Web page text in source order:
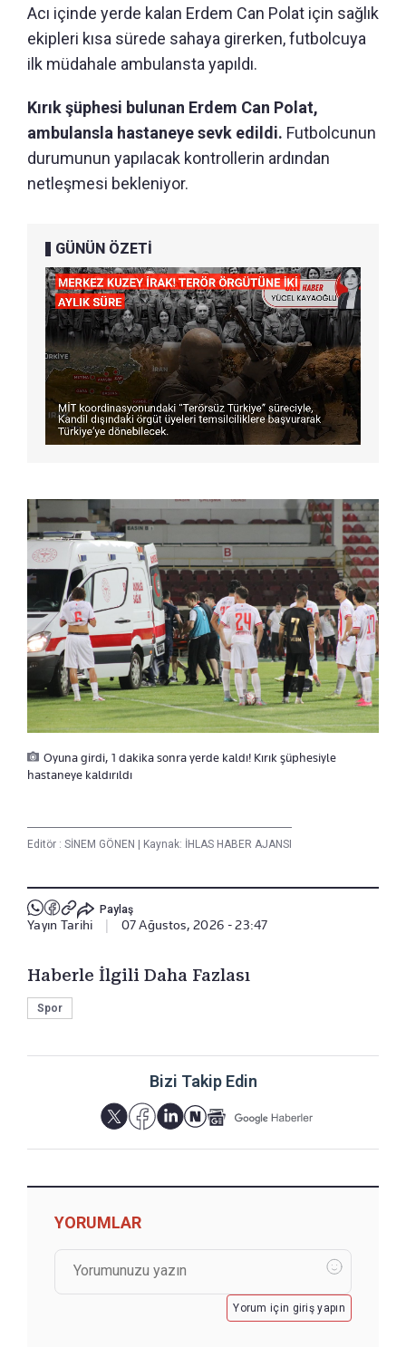
Acı içinde yerde kalan Erdem Can Polat için sağlık
ekipleri kısa sürede sahaya girerken, futbolcuya
ilk müdahale ambulansta yapıldı.
Kırık şüphesi bulunan Erdem Can Polat,
ambulansla hastaneye sevk edildi. Futbolcunun
durumunun yapılacak kontrollerin ardından
netleşmesi bekleniyor.
GÜNÜN ÖZETİ
Oyuna girdi, 1 dakika sonra yerde kaldı! Kırık şüphesiyle
hastaneye kaldırıldı
Editör : SİNEM GÖNEN Kaynak: İHLAS HABER AJANSI
Paylaş
Yayın Tarihi 07 Ağustos, 2026 - 23:47
Haberle İlgili Daha Fazlası
Spor
Bizi Takip Edin
YORUMLAR
Yorum için giriş yapın